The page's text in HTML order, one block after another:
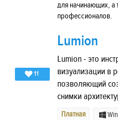
для начинающих, а
профессионалов.
11
Lumion
Lumion - это
визуализации в
позволяющий
снимки
Платная